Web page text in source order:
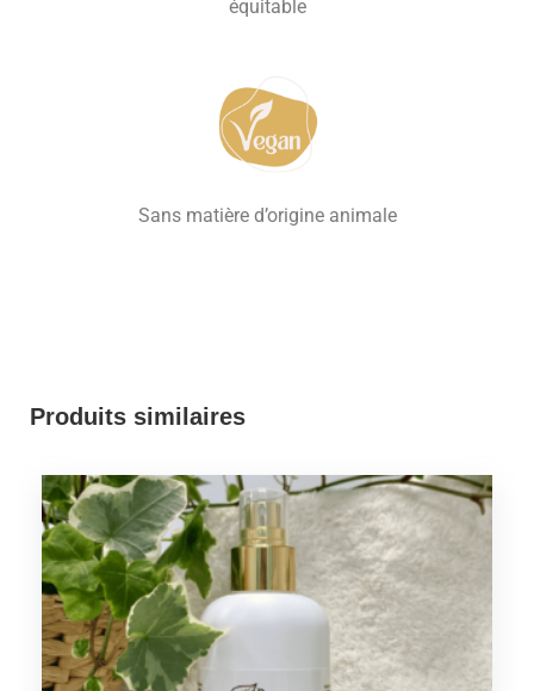
équitable
Sans matière d’origine animale
Produits similaires